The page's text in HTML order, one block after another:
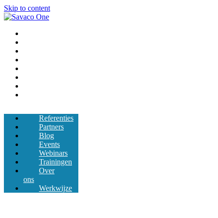
Skip to content
Referenties
Partners
Blog
Events
Webinars
Trainingen
Over
ons
Werkwijze